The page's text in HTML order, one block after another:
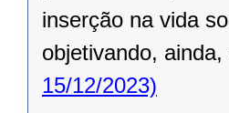
inserção na vida
objetivando,
15/12/2023)